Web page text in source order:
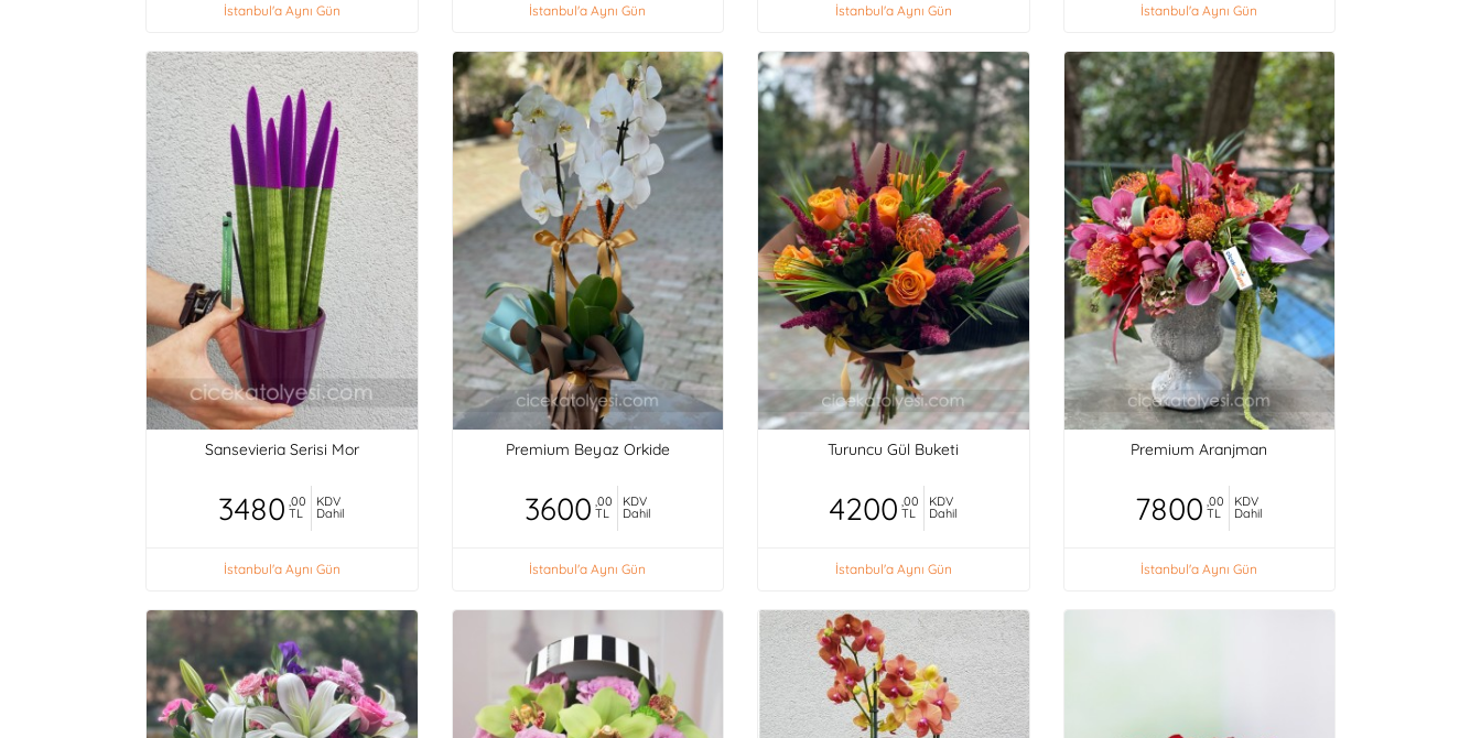
İstanbul'a Aynı Gün İstanbul'a Aynı Gün İstanbul'a Aynı Gün İstanbul'a Aynı Gün
Sansevieria Serisi Mor
3480 ,00
TL
KDV
Dahil
İstanbul'a Aynı Gün
Premium Beyaz Orkide
3600 ,00
TL
KDV
Dahil
İstanbul'a Aynı Gün
Turuncu Gül Buketi
4200 ,00
TL
KDV
Dahil
İstanbul'a Aynı Gün
Premium Aranjman
7800 ,00
TL
KDV
Dahil
İstanbul'a Aynı Gün